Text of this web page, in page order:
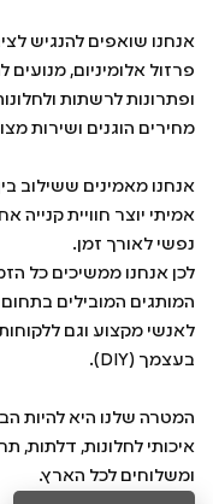
אנחנו שואפים להנגיש
פרזול אלומיניום,
ופתרונות לרשתות
מחירים הוגנים ושירות
אנחנו מאמינים ששילוב
אמיתי יוצר חוויית קנייה
נפשי לאורך זמן.
לכן אנחנו ממשיכים כל
המותגים המובילים
לאנשי מקצוע וגם
בעצמך (DIY).
המטרה שלנו היא להיות
איכותי לחלונות, דלתות,
ומשלוחים לכל הארץ.